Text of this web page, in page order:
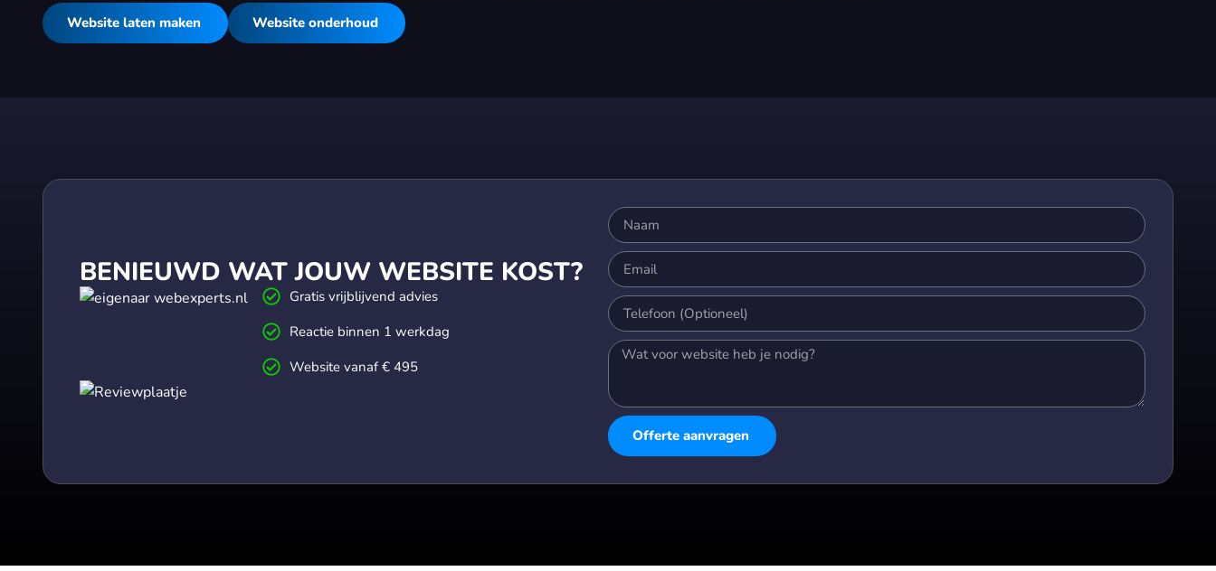
Website laten maken Website onderhoud
BENIEUWD WAT JOUW WEBSITE KOST?
Gratis vrijblijvend advies
Reactie binnen 1 werkdag
Website vanaf € 495
Offerte aanvragen